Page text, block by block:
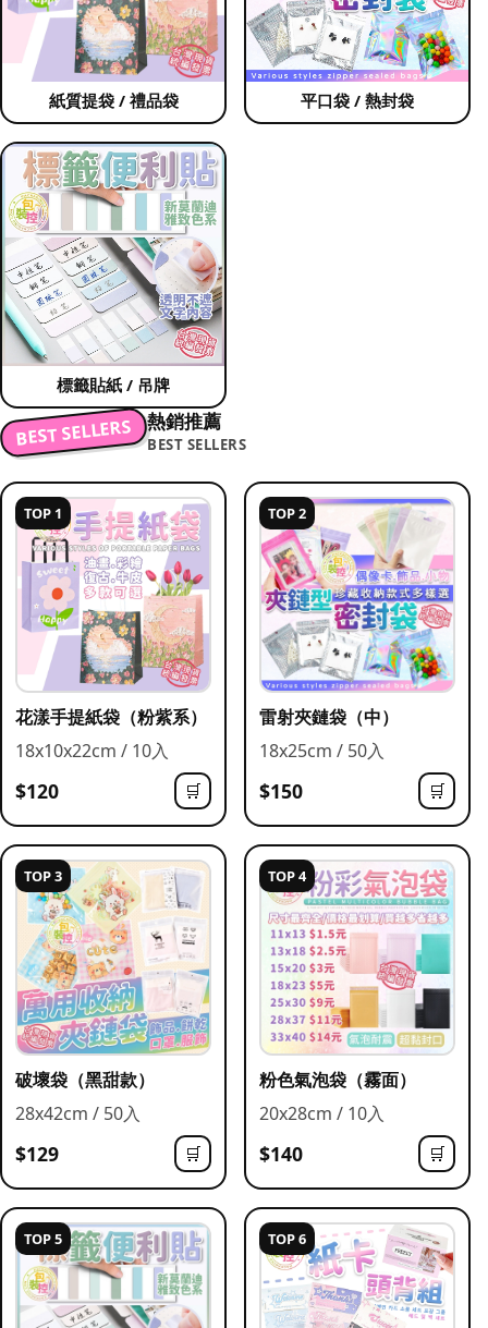
紙質提袋 / 禮品袋 平口袋 / 熱封袋
標籤貼紙 / 吊牌
BEST SELLERS 熱銷推薦
BEST SELLERS
TOP 1
花漾手提紙袋（粉紫系）
18x10x22cm / 10入
$120 🛒
TOP 2
雷射夾鏈袋（中）
18x25cm / 50入
$150 🛒
TOP 3
破壞袋（黑甜款）
28x42cm / 50入
$129 🛒
TOP 4
粉色氣泡袋（霧面）
20x28cm / 10入
$140 🛒
TOP 5 TOP 6